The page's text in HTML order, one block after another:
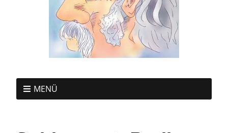
MENÜ